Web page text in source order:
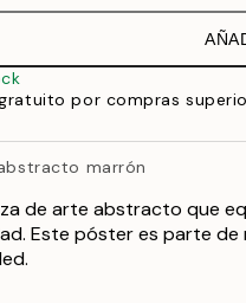
cm
por compras
marrón
de arte abstracto que
Este póster es parte